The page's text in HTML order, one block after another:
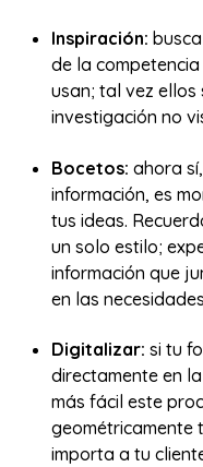
Inspiración:
de la
usan; tal vez ellos
investigación no
Bocetos: ahora
información, es
tus ideas.
un solo estilo;
información que
en las
Digitalizar:si tu
directamente en
más fácil este
geométricamente
importa a tu